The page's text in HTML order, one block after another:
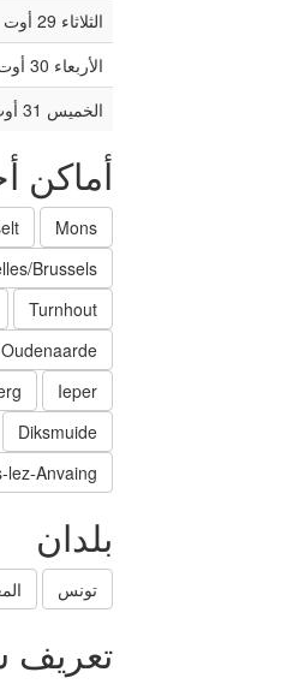
الثلاثاء 29 أوت
الأربعاء 30 أوت
الخميس 31 أوت
أماكن
Mons
Brussels
Turnhout
Oudenaarde
Ieper
Diksmuide
lez-Anvaing
بلدان
تونس
تعريف